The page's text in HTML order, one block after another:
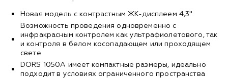
Новая модель с контрастным ЖК-дисплеем 4,3"
Возможность проведения одновременно с
инфракрасным контролем как ультрафиолетового, так
и контроля в белом косопадающем или проходящем
свете
DORS 1050A имеет компактные размеры, идеально
подходит в условиях ограниченного пространства